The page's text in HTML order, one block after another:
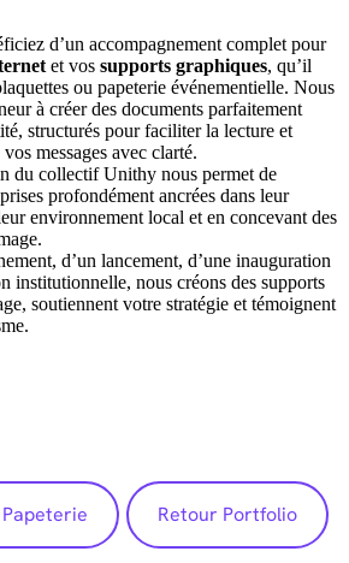
d’un accompagnement complet pour
et vos supports graphiques, qu’il
ou papeterie événementielle. Nous
à créer des documents parfaitement
structurés pour faciliter la lecture et
messages avec clarté.
du collectif Unithy nous permet de
profondément ancrées dans leur
environnement local et en concevant des
d’un lancement, d’une inauguration
institutionnelle, nous créons des supports
soutiennent votre stratégie et témoignent
Retour Portfolio